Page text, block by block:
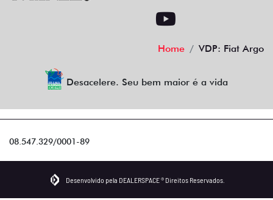
Home VDP: Fiat Argo
Desacelere. Seu bem maior é a vida
08.547.329/0001-89
Desenvolvido pela DEALERSPACE ® Direitos Reservados.